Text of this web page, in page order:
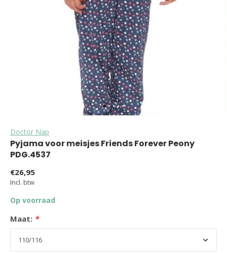
Doctor Nap
Pyjama voor meisjes Friends Forever Peony
PDG.4537
€26,95
Incl. btw
Op voorraad
Maat: *